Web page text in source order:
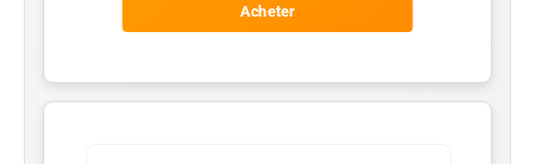
Acheter